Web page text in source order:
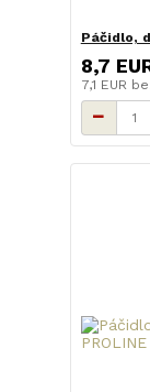
Páčidlo,
8,7
7,1 EUR